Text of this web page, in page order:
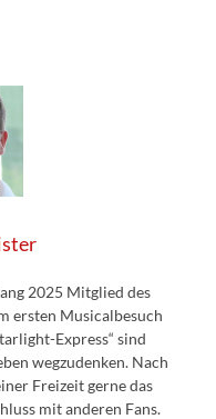
2025 Mitglied des
ersten Musicalbesuch
Express“ sind
wegzudenken. Nach
Freizeit gerne das
mit anderen Fans.